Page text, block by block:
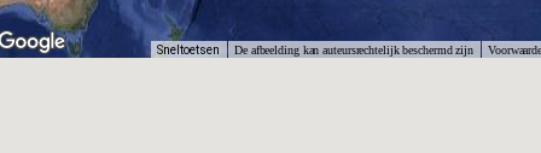
Sneltoetsen De afbeelding kan auteursrechtelijk beschermd zijn